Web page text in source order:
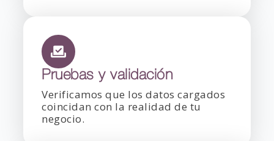
Pruebas y validación
Verificamos que los datos cargados
coincidan con la realidad de tu
negocio.